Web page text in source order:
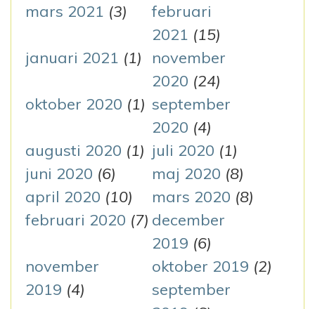
mars 2021 (3)
februari
2021 (15)
januari 2021 (1)
november
2020 (24)
oktober 2020 (1) september
2020 (4)
augusti 2020 (1) juli 2020 (1)
juni 2020 (6) maj 2020 (8)
april 2020 (10) mars 2020 (8)
februari 2020 (7) december
2019 (6)
november
2019 (4)
oktober 2019 (2)
september